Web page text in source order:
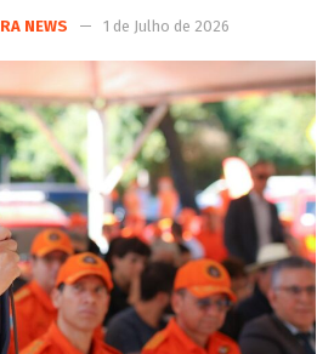
NEWS 1 de Julho de 2026